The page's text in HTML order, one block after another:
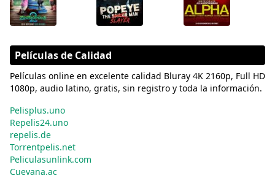
Películas de Calidad
Películas online en excelente calidad Bluray 4K 2160p, Full HD
1080p, audio latino, gratis, sin registro y toda la información.
Pelisplus.uno
Repelis24.uno
repelis.de
Torrentpelis.net
Peliculasunlink.com
Cuevana.ac